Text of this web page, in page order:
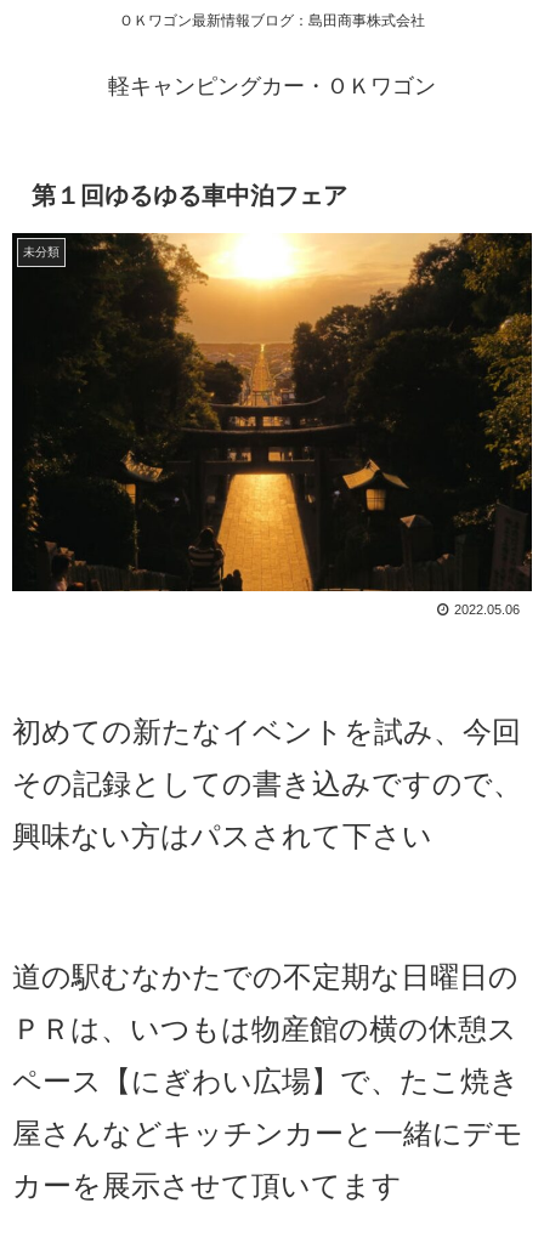
ＯＫワゴン最新情報ブログ：島田商事株式会社
軽キャンピングカー・ＯＫワゴン
第１回ゆるゆる車中泊フェア
未分類
2022.05.06
初めての新たなイベントを試み、今回
その記録としての書き込みですので、
興味ない方はパスされて下さい
道の駅むなかたでの不定期な日曜日の
ＰＲは、いつもは物産館の横の休憩ス
ペース【にぎわい広場】で、たこ焼き
屋さんなどキッチンカーと一緒にデモ
カーを展示させて頂いてます